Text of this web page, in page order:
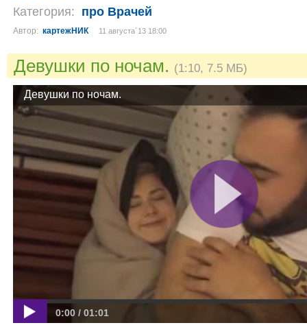
Категория: про Врачей
Автор: картежНИК 11 августа´13 18:00
Девушки по ночам. (1:10, 7.5 МБ)
Девушки по ночам.
0:00 / 01:01